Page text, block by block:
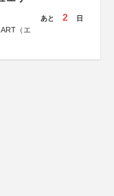
（エ
あと 2 日